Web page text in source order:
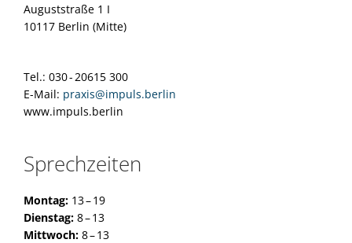
Auguststraße 1 I
10117 Berlin (Mitte)
Tel.: 030 - 20615 300
E-Mail: praxis@impuls.berlin
www.impuls.berlin
Sprechzeiten
Montag:13 – 19
Dienstag: 8 – 13
Mittwoch:8 – 13